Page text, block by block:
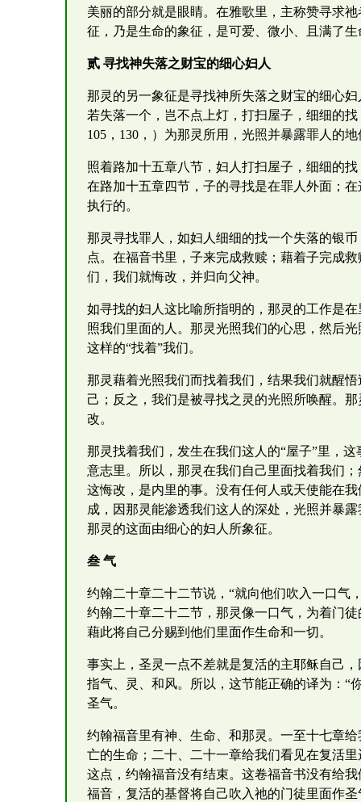
美丽的部分就是眼睛。在雅歌里，主称赞寻求
征，乃是生命的象征，是可爱、微小、且满了生
贰 寻找神失落之财宝的细心妇人
那灵的另一象征是寻找神所失落之财宝的细心
若失落一个，岂不点上灯，打扫屋子，细细的
105，130，）为那灵所用，光照并暴露罪人的
照着路加十五章八节，妇人打扫屋子，细细的
在路加十五章四节，子的寻找是在罪人外面；
执行的。
那灵寻找罪人，如妇人细细的找一个失落的银
点。在福音书里，子来完成救赎；藉着子完成
们，我们就悔改，并归向父神。
如寻找的妇人这比喻所指明的，那灵的工作是
照我们里面的人。那灵光照我们的心思，然后
这样的“找着”我们。
那灵藉着光照我们而找着我们，结果我们就醒
己；反之，我们是被寻找之灵的光照所唤醒。
改。
那灵找着我们，发生在我们这人的“屋子”里，
意志里。所以，那灵在我们自己里面找着我们
这悔改，是内里的事。没有任何人或天使能在
成，因那灵能渗透我们这人的深处，光照并暴
那灵的这面由细心的妇人所象征。
叁 气
约翰二十章二十二节说，“就向他们吹入一口气
约翰二十章二十二节，那灵像一口气，为着门
藉此将自己分赐到他们里面作生命和一切。
事实上，圣灵一点不差就是复活的主耶稣自己
指气、灵、和风。所以，这节能正确的译为：“
圣气。
约翰福音里有神、生命、和那灵。一至十七章
亡的生命；二十、二十一章给我们看见在复活
这点，约翰福音没有结束。这卷福音书没有给
福音，复活的基督将自己吹入祂的门徒里面作